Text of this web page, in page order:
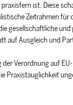
ist. Diese
Zeitrahmen für
gesellschaftliche
auf Ausgleich und
Verordnung auf
Praxistauglichkeit